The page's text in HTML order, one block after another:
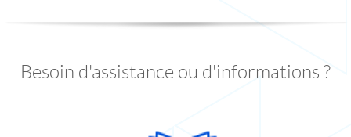
Besoin d'assistance ou d'informations ?